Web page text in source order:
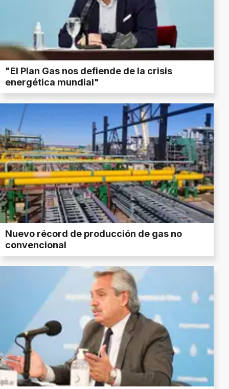
"El Plan Gas nos defiende de la crisis
energética mundial"
Nuevo récord de producción de gas no
convencional